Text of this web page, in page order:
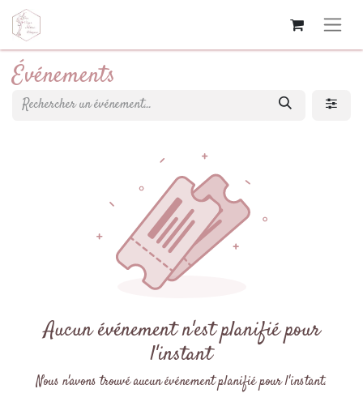
Événements
Aucun événement n'est planifié pour
l'instant
Nous n'avons trouvé aucun événement planifié pour l'instant.